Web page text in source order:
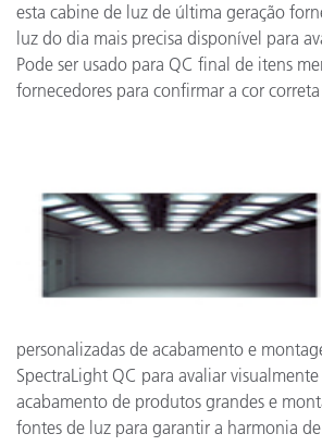
esta cabine de luz de última geração
luz do dia mais precisa disponível para
Pode ser usado para QC final de itens
fornecedores para confirmar a cor correta
personalizadas de acabamento e
SpectraLight QC para avaliar
acabamento de produtos grandes e
fontes de luz para garantir a harmonia